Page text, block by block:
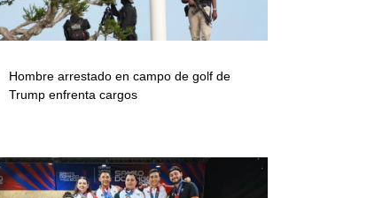
Hombre arrestado en campo de golf de
Trump enfrenta cargos